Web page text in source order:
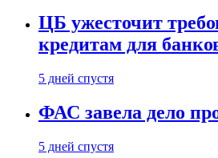
ЦБ ужесточит
кредитам для
5 дней спустя
ФАС завела дело
5 дней спустя